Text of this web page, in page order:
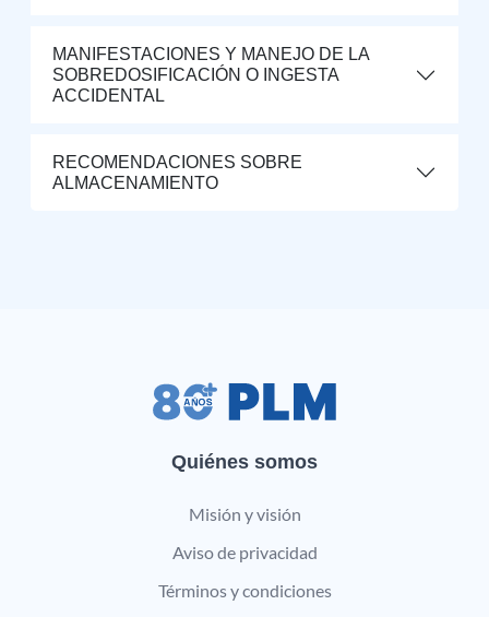
MANIFESTACIONES Y MANEJO DE LA
SOBREDOSIFICACIÓN O INGESTA
ACCIDENTAL
RECOMENDACIONES SOBRE
ALMACENAMIENTO
Quiénes somos
Misión y visión
Aviso de privacidad
Términos y condiciones